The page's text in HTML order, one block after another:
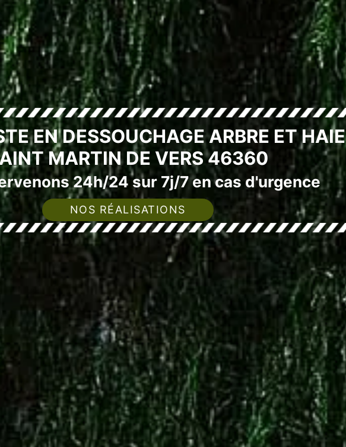
EN DESSOUCHAGE ARBRE ET HAIE
MARTIN DE VERS 46360
24h/24 sur 7j/7 en cas d'urgence
NOS RÉALISATIONS